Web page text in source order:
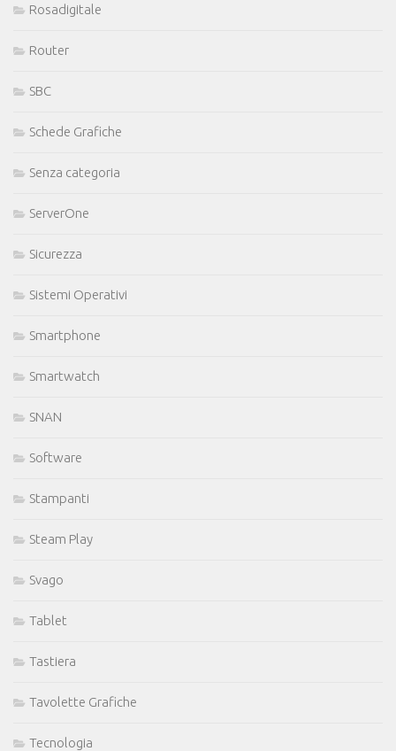
Rosadigitale
Router
SBC
Schede Grafiche
Senza categoria
ServerOne
Sicurezza
Sistemi Operativi
Smartphone
Smartwatch
SNAN
Software
Stampanti
Steam Play
Svago
Tablet
Tastiera
Tavolette Grafiche
Tecnologia